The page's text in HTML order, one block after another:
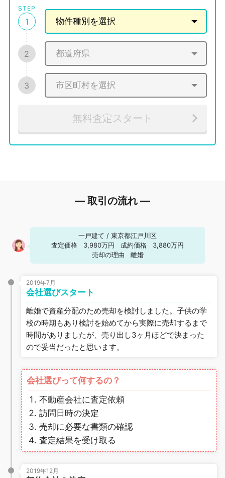
STEP
1
2
3
無料査定スタート
― 取引の流れ ―
一戸建て / 東京都江戸川区
査定価格
3,980万円 成約価格
3,880万円
売却の理由
離婚
2019年7月
会社選びスタート
離婚で資産分配のため売却を検討しました。子供の学
校の時期もあり検討を始めてから実際に売却するまで
時間がありましたが、売り出し3ヶ月ほどで決まった
ので妥当だったと思います。
会社選びって何するの？
不動産会社に査定依頼
訪問日時の決定
売却に必要な書類の確認
査定結果を受け取る
2019年12月